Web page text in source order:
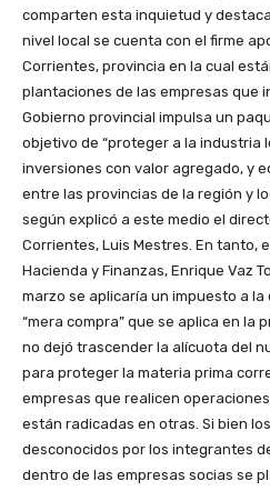
comparten esta inquietud y
nivel local se cuenta con el firme
Corrientes, provincia en la cual
plantaciones de las empresas que
Gobierno provincial impulsa un
objetivo de “proteger a la industria
inversiones con valor agregado, y
entre las provincias de la región y
según explicó a este medio el
Corrientes, Luis Mestres. En tanto,
Hacienda y Finanzas, Enrique Vaz
marzo se aplicaría un impuesto a la
“mera compra” que se aplica en la
no dejó trascender la alícuota del
para proteger la materia prima
empresas que realicen
están radicadas en otras. Si bien
desconocidos por los integrantes
dentro de las empresas socias se